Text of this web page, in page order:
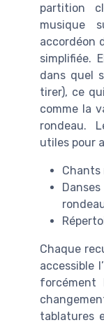
partition
musique
accordéon
simplifiée.
dans quel
tirer), ce
comme la
rondeau.
utiles pour
Chants
Chaque
accessible
forcément
tablatures